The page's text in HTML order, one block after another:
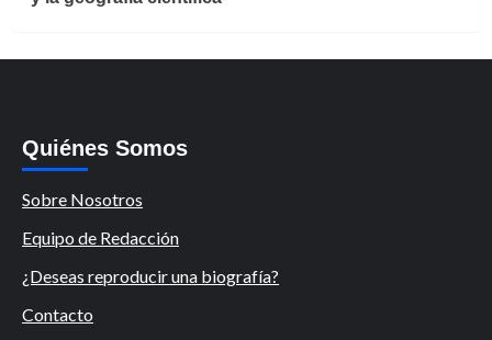
Quiénes Somos
Sobre Nosotros
Equipo de Redacción
¿Deseas reproducir una biografía?
Contacto